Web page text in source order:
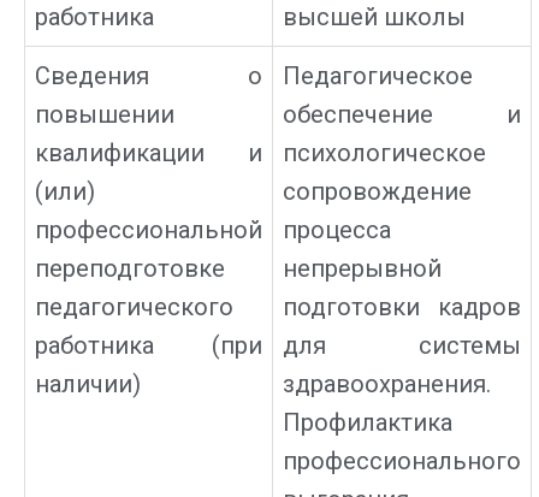
работника
высшей школы
Сведения о
повышении
квалификации и
(или)
профессиональной
переподготовке
педагогического
работника (при
наличии)
Педагогическое
обеспечение и
психологическое
сопровождение
процесса
непрерывной
подготовки кадров
для системы
здравоохранения.
Профилактика
профессионального